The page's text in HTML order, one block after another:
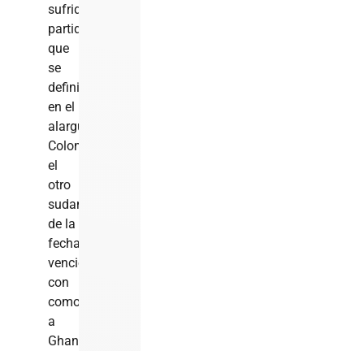
sufrido
partido
que
se
definió
en el
alargue.
Colombia,
el
otro
sudamericano
de la
fecha,
venció
con
comodidad
a
Ghana